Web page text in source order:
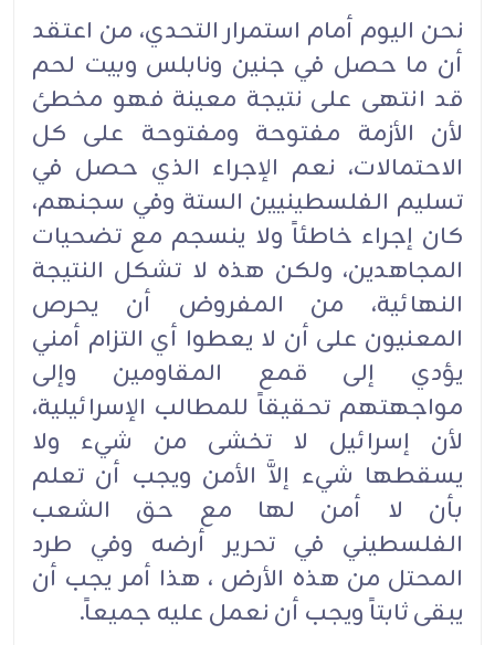
نحن اليوم أمام استمرار التحدي، من اعتقد
أن ما حصل في جنين ونابلس وبيت لحم
قد انتهى على نتيجة معينة فهو مخطئ
لأن الأزمة مفتوحة ومفتوحة على كل
الاحتمالات، نعم الإجراء الذي حصل في
تسليم الفلسطينيين الستة وفي سجنهم،
كان إجراء خاطئاً ولا ينسجم مع تضحيات
المجاهدين، ولكن هذه لا تشكل النتيجة
النهائية، من المفروض أن يحرص
المعنيون على أن لا يعطوا أي التزام أمني
يؤدي إلى قمع المقاومين وإلى
مواجهتهم تحقيقاً للمطالب الإسرائيلية،
لأن إسرائيل لا تخشى من شيء ولا
يسقطها شيء إلاَّ الأمن ويجب أن تعلم
بأن لا أمن لها مع حق الشعب
الفلسطيني في تحرير أرضه وفي طرد
المحتل من هذه الأرض ، هذا أمر يجب أن
يبقى ثابتاً ويجب أن نعمل عليه جميعاً.‏